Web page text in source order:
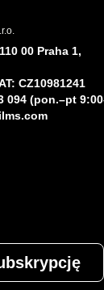
00 Praha 1,
CZ10981241
094 (pon.–pt